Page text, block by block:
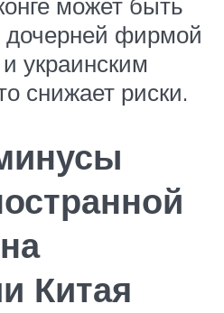
фирмой
украинским
снижает риски.
Китая